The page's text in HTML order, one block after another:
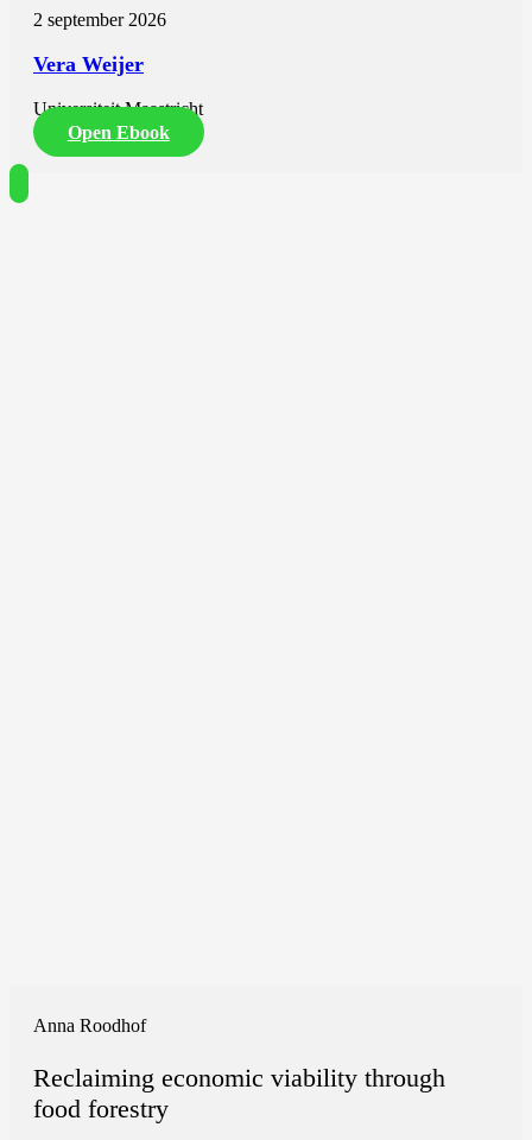
2 september 2026
Vera Weijer
Universiteit Maastricht
Open Ebook
Anna Roodhof
Reclaiming economic viability through
food forestry